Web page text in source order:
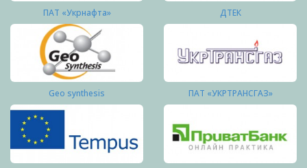
ПАТ «Укрнафта» ДТЕК
Geo synthesis ПАТ «УКРТРАНСГАЗ»